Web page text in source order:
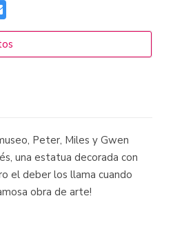
Peter, Miles y Gwen
una estatua decorada con
el deber los llama cuando
obra de arte!